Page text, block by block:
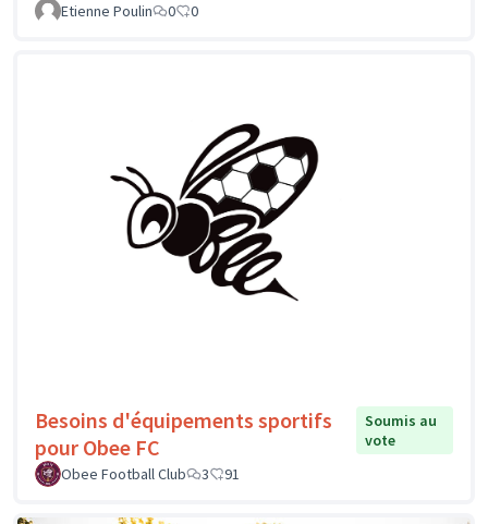
Etienne Poulin
0 0
Besoins d'équipements sportifs
pour Obee FC
Soumis au
vote
Obee Football Club
3 91